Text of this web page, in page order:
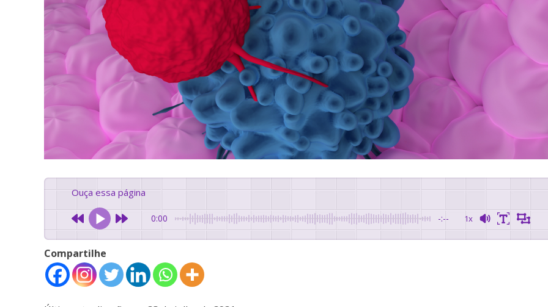
Ouça essa página
0:00 -:-- 1x
Compartilhe